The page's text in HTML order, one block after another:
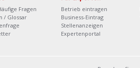
Fragen
/ Glossar
Betrieb eintragen
Business-Eintrag
Stellenanzeigen
Expertenportal